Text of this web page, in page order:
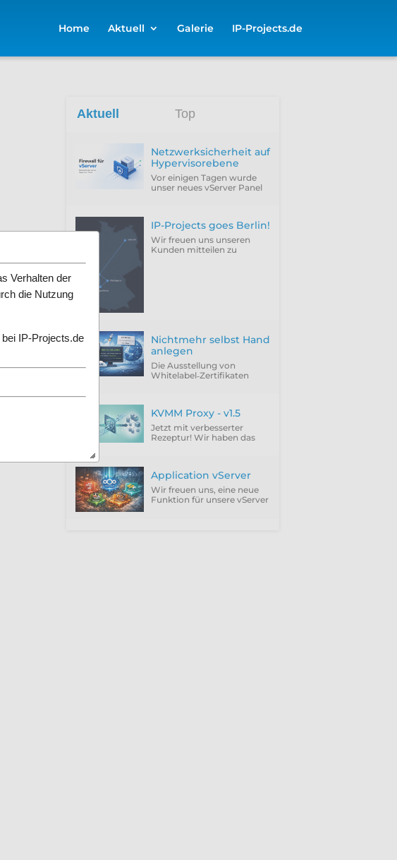
Home Aktuell Galerie IP-Projects.de
Aktuell Top
Netzwerksicherheit auf
Hypervisorebene
Vor einigen Tagen wurde
unser neues vServer Panel
konfigurieren...
IP-Projects goes Berlin!
Wir freuen uns unseren
Kunden mitteilen zu
Nichtmehr selbst Hand
anlegen
Die Ausstellung von
Whitelabel‑Zertifikaten
der DNS‑01 Challenge
voraus.
KVMM Proxy - v1.5
Jetzt mit verbesserter
Rezeptur! Wir haben das
Application vServer
Wir freuen uns, eine neue
Funktion für unsere vServer
Verhalten der
die Nutzung
IP-Projects.de